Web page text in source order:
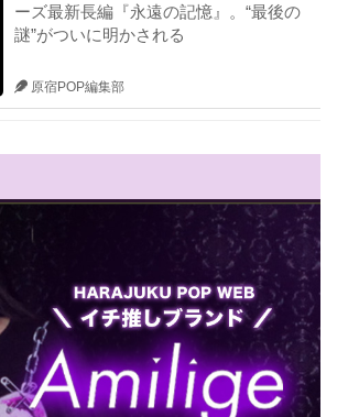
ーズ最新長編『永遠の記憶』。“最後の
謎”がついに明かされる
原宿POP編集部
TV